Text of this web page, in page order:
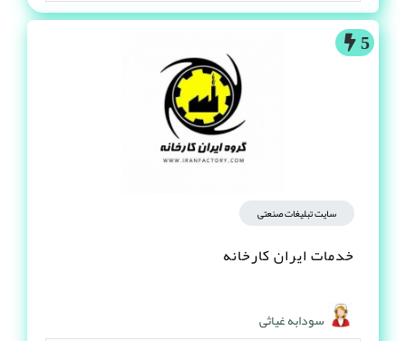
5
سایت تبلیغات صنعتی
خدمات ایران کارخانه
سودابه غیاثی